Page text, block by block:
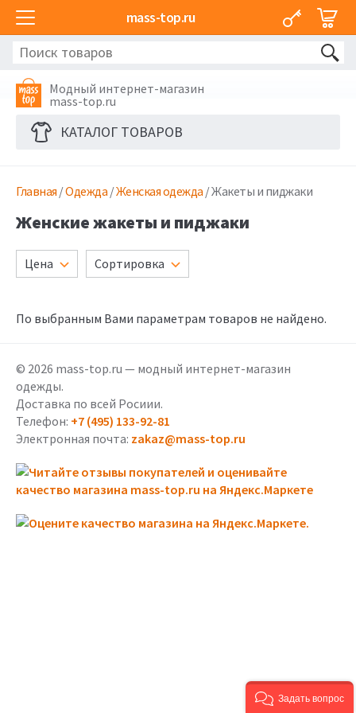
mass-top.ru
Модный интернет-магазин
mass-top.ru
КАТАЛОГ ТОВАРОВ
Главная /Одежда /Женская одежда / Жакеты и пиджаки
Женские жакеты и пиджаки
Цена Сортировка
По выбранным Вами параметрам товаров не найдено.
© 2026 mass-top.ru — модный интернет-магазин
одежды.
Доставка по всей Росиии.
Телефон: +7 (495) 133-92-81
Электронная почта: zakaz@mass-top.ru
Задать вопрос